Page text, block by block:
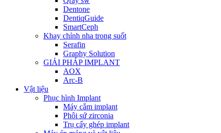
Dentone
DentiqGuide
SmartCeph
Khay chỉnh nha trong suốt
Serafin
Graphy Solution
GIẢI PHÁP IMPLANT
AOX
Arc-B
Vật liệu
Phục hình Implant
Máy cắm implant
Phôi sứ zirconia
Trụ cấy ghép implant